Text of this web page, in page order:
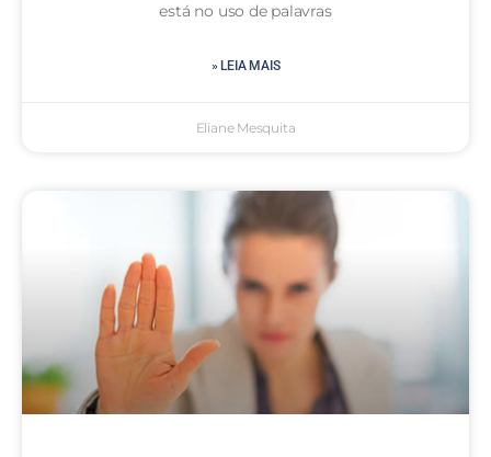
está no uso de palavras
» LEIA MAIS
Eliane Mesquita